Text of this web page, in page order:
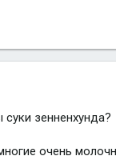
зенненхунда?
очень